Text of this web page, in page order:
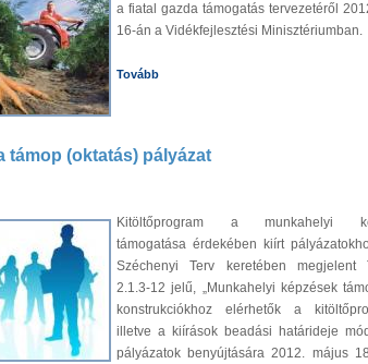
a fiatal gazda támogatás tervezetéről
16-án a Vidékfejlesztési Minisztériumban.
Tovább
támop (oktatás) pályázat
Kitöltőprogram a munkahelyi
támogatása érdekében kiírt
Széchenyi Terv keretében megjelent
2.1.3-12 jelű, „Munkahelyi képzések
konstrukciókhoz elérhetők a
illetve a kiírások beadási határideje
pályázatok benyújtására 2012. május